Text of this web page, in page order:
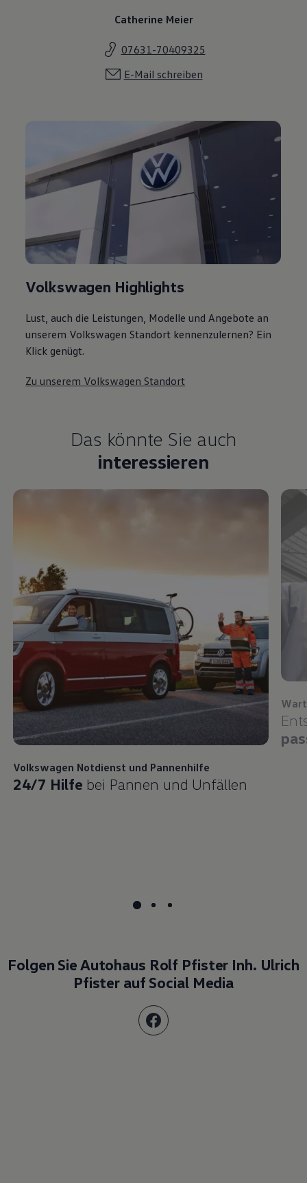
Catherine Meier
07631-70409325
E-Mail schreiben
Volkswagen Highlights
Lust, auch die Leistungen, Modelle und Angebote an
unserem Volkswagen Standort kennenzulernen? Ein
Klick genügt.
Zu unserem Volkswagen Standort
Das könnte Sie auch
interessieren
Volkswagen Notdienst und Pannenhilfe
24/7 Hilfe bei Pannen und Unfällen
Folgen Sie Autohaus Rolf Pfister Inh. Ulrich
Pfister auf Social Media